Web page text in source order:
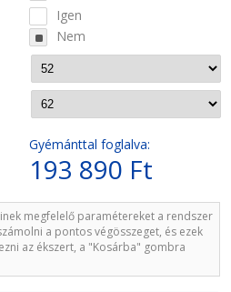
Igen
Nem
Gyémánttal foglalva:
193 890 Ft
megfelelő paramétereket a rendszer
a pontos végösszeget, és ezek
az ékszert, a "Kosárba" gombra